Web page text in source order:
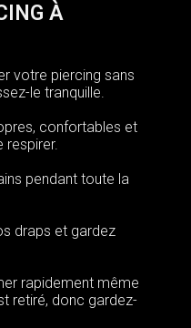
À
votre piercing sans
le tranquille.
confortables et
respirer.
pendant toute la
draps et gardez
rapidement même
retiré, donc gardez-